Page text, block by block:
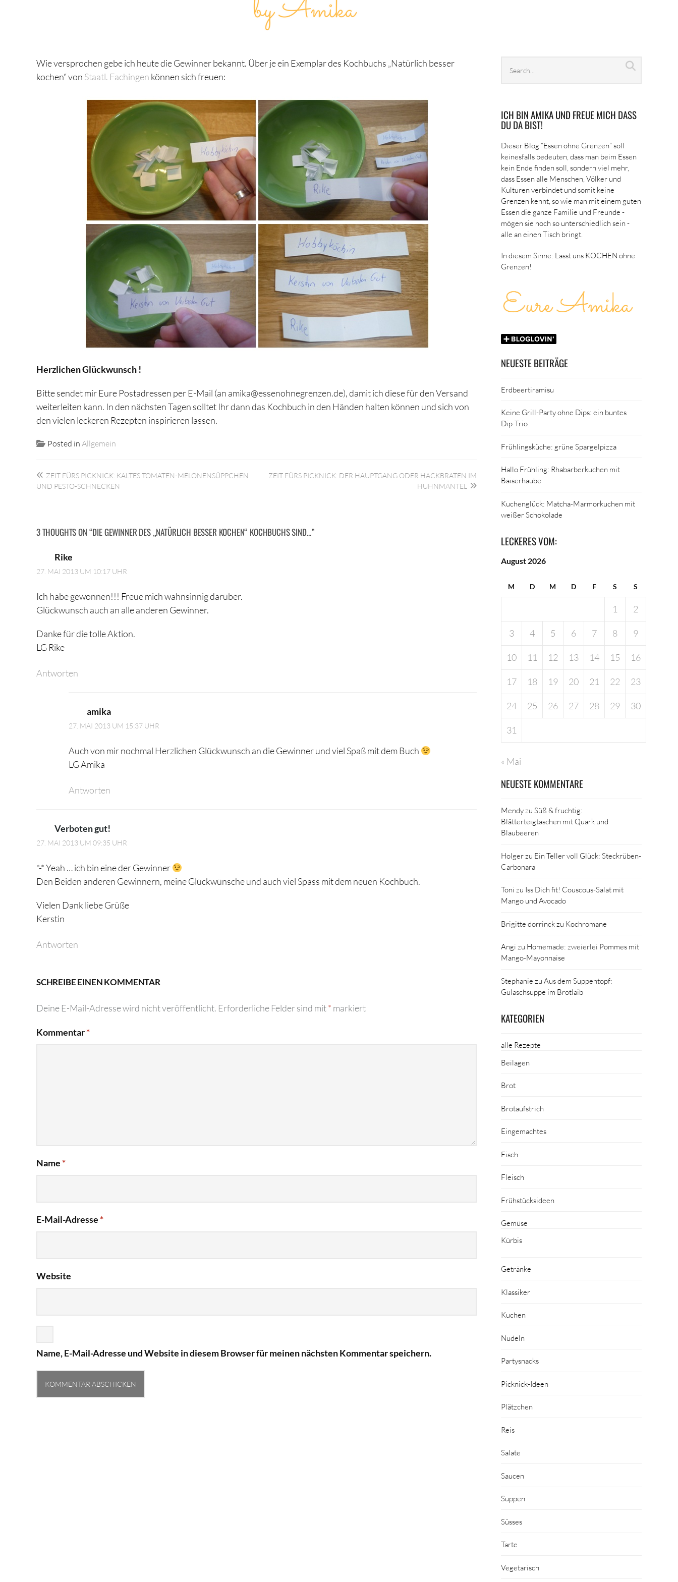
Wie versprochen gebe ich heute die Gewinner bekannt. Über je ein Exemplar des Kochbuchs „Natürlich besser
kochen“ von Staatl. Fachingen können sich freuen:
Herzlichen Glückwunsch !
Bitte sendet mir Eure Postadressen per E-Mail (an amika@essenohnegrenzen.de), damit ich diese für den Versand
weiterleiten kann. In den nächsten Tagen solltet Ihr dann das Kochbuch in den Händen halten können und sich von
den vielen leckeren Rezepten inspirieren lassen.
Posted in Allgemein
Beitragsnavigation
ZEIT FÜRS PICKNICK: KALTES TOMATEN-MELONENSÜPPCHEN
UND PESTO-SCHNECKEN
ZEIT FÜRS PICKNICK: DER HAUPTGANG ODER HACKBRATEN IM
HUHNMANTEL
3 THOUGHTS ON “DIE GEWINNER DES „NATÜRLICH BESSER KOCHEN“ KOCHBUCHS SIND…”
Rike
27. MAI 2013 UM 10:17 UHR
Ich habe gewonnen!!! Freue mich wahnsinnig darüber.
Glückwunsch auch an alle anderen Gewinner.
Danke für die tolle Aktion.
LG Rike
Antworten
amika
27. MAI 2013 UM 15:37 UHR
Auch von mir nochmal Herzlichen Glückwunsch an die Gewinner und viel Spaß mit dem Buch
LG Amika
Antworten
Verboten gut!
27. MAI 2013 UM 09:35 UHR
*-* Yeah … ich bin eine der Gewinner
Den Beiden anderen Gewinnern, meine Glückwünsche und auch viel Spass mit dem neuen Kochbuch.
Vielen Dank liebe Grüße
Kerstin
Antworten
SCHREIBE EINEN KOMMENTAR
Deine E-Mail-Adresse wird nicht veröffentlicht. Erforderliche Felder sind mit* markiert
Kommentar*
Name *
E-Mail-Adresse *
Website
Name, E-Mail-Adresse und Website in diesem Browser für meinen nächsten Kommentar speichern.
archives
ICH BIN AMIKA UND FREUE MICH DASS
DU DA BIST!
Dieser Blog “Essen ohne Grenzen” soll
keinesfalls bedeuten, dass man beim Essen
kein Ende finden soll, sondern viel mehr,
dass Essen alle Menschen, Völker und
Kulturen verbindet und somit keine
Grenzen kennt, so wie man mit einem guten
Essen die ganze Familie und Freunde -
mögen sie noch so unterschiedlich sein -
alle an einen Tisch bringt.
In diesem Sinne: Lasst uns KOCHEN ohne
Grenzen!
NEUESTE BEITRÄGE
Erdbeertiramisu
Keine Grill-Party ohne Dips: ein buntes
Dip-Trio
Frühlingsküche: grüne Spargelpizza
Hallo Frühling: Rhabarberkuchen mit
Baiserhaube
Kuchenglück: Matcha-Marmorkuchen mit
weißer Schokolade
LECKERES VOM:
August 2026
M D M D F S S
1 2
3 4 5 6 7 8 9
10 11 12 13 14 15 16
17 18 19 20 21 22 23
24 25 26 27 28 29 30
31
« Mai
NEUESTE KOMMENTARE
MendyzuSüß & fruchtig:
Blätterteigtaschen mit Quark und
Blaubeeren
Holgerzu Ein Teller voll Glück: Steckrüben-
Carbonara
Toni zu Iss Dich fit! Couscous-Salat mit
Mango und Avocado
Brigitte dorrinckzu Kochromane
Angi zu Homemade: zweierlei Pommes mit
Mango-Mayonnaise
Stephanie zuAus dem Suppentopf:
Gulaschsuppe im Brotlaib
KATEGORIEN
alle Rezepte
Beilagen
Brot
Brotaufstrich
Eingemachtes
Fisch
Fleisch
Frühstücksideen
Gemüse
Kürbis
Getränke
Klassiker
Kuchen
Nudeln
Partysnacks
Picknick-Ideen
Plätzchen
Reis
Salate
Saucen
Suppen
Süsses
Tarte
Vegetarisch